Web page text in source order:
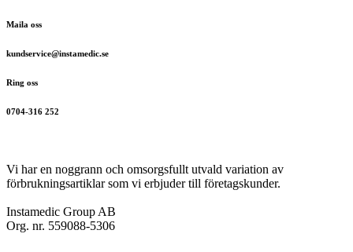
Maila oss
kundservice@instamedic.se
Ring oss
0704-316 252
Vi har en noggrann och omsorgsfullt utvald variation av
förbrukningsartiklar som vi erbjuder till företagskunder.
Instamedic Group AB
Org. nr. 559088-5306